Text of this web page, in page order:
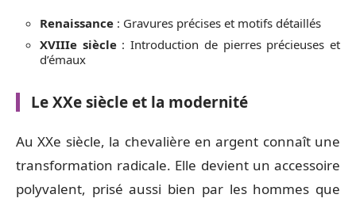
Renaissance : Gravures précises et motifs détaillés
XVIIIe siècle: Introduction de pierres précieuses et
d’émaux
Le XXe siècle et la modernité
Au XXe siècle, la chevalière en argent connaît une
transformation radicale. Elle devient un accessoire
polyvalent, prisé aussi bien par les hommes que